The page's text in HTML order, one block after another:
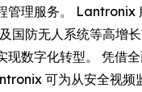
管理服务。 Lantronix
国防无人系统等高增
现数字化转型。 凭借
可为从安全视频